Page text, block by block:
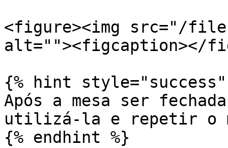
<figure><img src="/
alt=""><figcaption></
{% hint style="success"
Após a mesa ser
utilizá-la e repetir o
{% endhint %}